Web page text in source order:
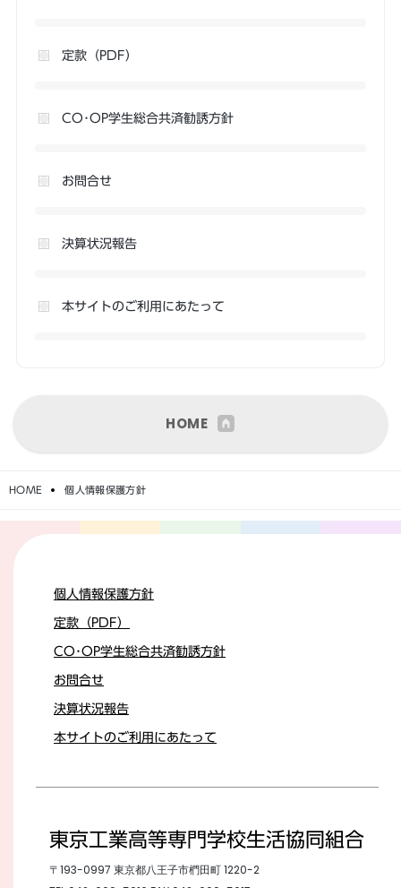
定款（PDF）
CO･OP学生総合共済勧誘方針
お問合せ
決算状況報告
本サイトのご利用にあたって
HOME
HOME 個人情報保護方針
個人情報保護方針
定款（PDF）
CO･OP学生総合共済勧誘方針
お問合せ
決算状況報告
本サイトのご利用にあたって
東京工業高等専門学校生活協同組合
〒193-0997 東京都八王子市椚田町 1220-2